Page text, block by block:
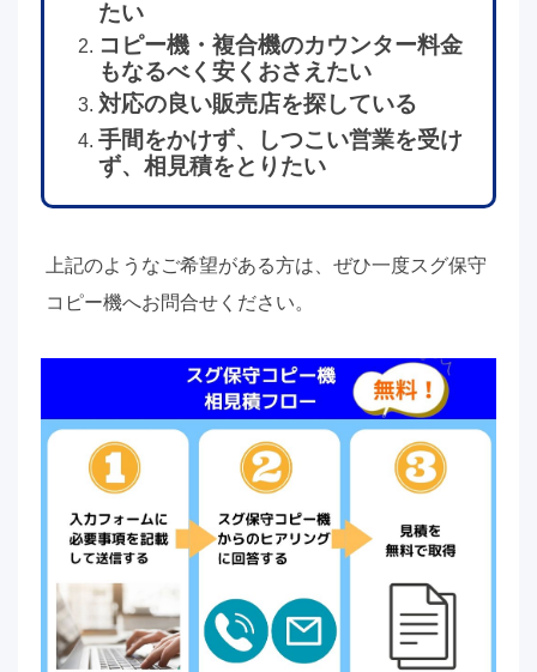
たい
コピー機・複合機のカウンター料金
もなるべく安くおさえたい
対応の良い販売店を探している
手間をかけず、しつこい営業を受け
ず、相見積をとりたい
上記のようなご希望がある方は、ぜひ一度スグ保守
コピー機へお問合せください。